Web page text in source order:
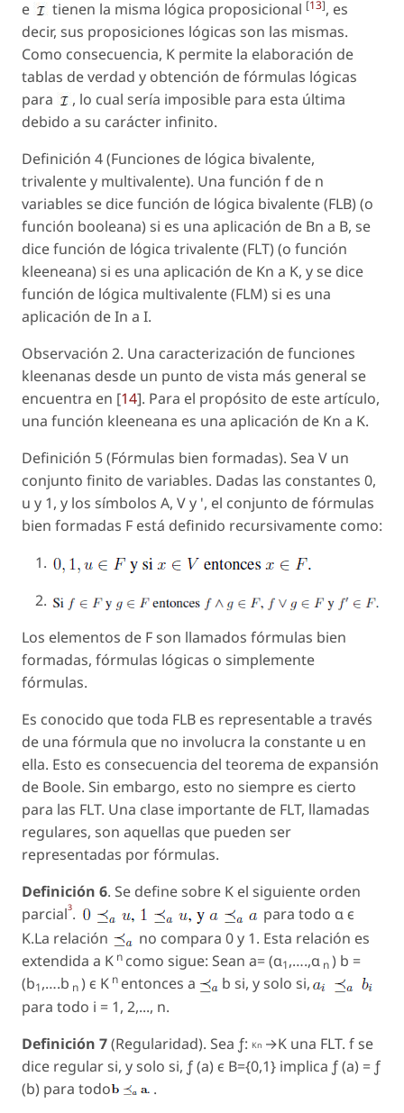
e tienen la misma lógica proposicional [13], es
decir, sus proposiciones lógicas son las mismas.
Como consecuencia, K permite la elaboración de
tablas de verdad y obtención de fórmulas lógicas
para
, lo cual sería imposible para esta última
debido a su carácter infinito.
Definición 4 (Funciones de lógica bivalente,
trivalente y multivalente). Una función f de n
variables se dice función de lógica bivalente (FLB) (o
función booleana) si es una aplicación de Bn a B, se
dice función de lógica trivalente (FLT) (o función
kleeneana) si es una aplicación de Kn a K, y se dice
función de lógica multivalente (FLM) si es una
aplicación de In a I.
Observación 2. Una caracterización de funciones
kleenanas desde un punto de vista más general se
encuentra en [14]. Para el propósito de este artículo,
una función kleeneana es una aplicación de Kn a K.
Definición 5 (Fórmulas bien formadas). Sea V un
conjunto finito de variables. Dadas las constantes 0,
u y 1, y los símbolos A, V y ', el conjunto de fórmulas
bien formadas F está definido recursivamente como:
Los elementos de Fson llamados fórmulas bien
formadas, fórmulas lógicas o simplemente
fórmulas.
Es conocido que toda FLB es representable a través
de una fórmula que no involucra la constante u en
ella. Esto es consecuencia del teorema de expansión
de Boole. Sin embargo, esto no siempre es cierto
para las FLT. Una clase importante de FLT, llamadas
regulares, son aquellas que pueden ser
representadas por fórmulas.
Definición 6. Se define sobre K el siguiente orden
parcial3.
para todo α є
K.La relación
no compara 0 y 1. Esta relación es
extendida a K n como sigue: Sean a= (α1,….,α n) b =
(b1,….b n) є K n entonces a
b si, y solo si,
para todo i = 1, 2,..., n.
Definición 7(Regularidad). Sea ƒ: Kn →K una FLT. f se
dice regularsi, y solo si, ƒ (a) є B={0,1} implica ƒ (a) = ƒ
(b) para todo
.